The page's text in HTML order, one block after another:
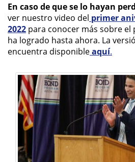
En caso de que se lo hayan
ver nuestro video del primer
2022 para conocer más sobre el
ha logrado hasta ahora. La
encuentra disponibleaquí.